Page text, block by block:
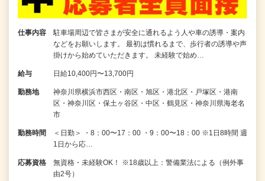
仕事内容
駐車場周辺で皆さまが安全に通れるよう人や車の誘導・案内
などをお願いします。 最初は慣れるまで、歩行者の誘導や声
掛けから始めていただきます。 未経験で始め…
給与 日給10,400円〜13,700円
勤務地
神奈川県横浜市西区・南区・旭区・港北区・戸塚区・港南
区・神奈川区・保土ヶ谷区・中区・鶴見区・神奈川県海老名
市
勤務時間
＜日勤＞ ・8：00〜17：00 ・9：00〜18：00 ※1日8時間 週
1日から応…
応募資格
無資格・未経験OK！ ※18歳以上：警備業法による（例外事
由2号）